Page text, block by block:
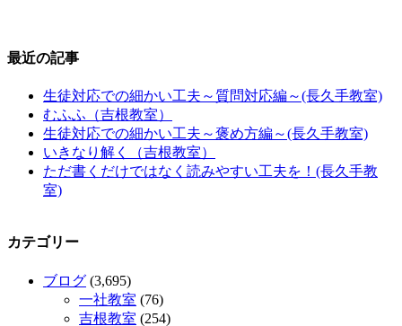
最近の記事
生徒対応での細かい工夫～質問対応編～(長久手教室)
むふふ（吉根教室）
生徒対応での細かい工夫～褒め方編～(長久手教室)
いきなり解く（吉根教室）
ただ書くだけではなく読みやすい工夫を！(長久手教
室)
カテゴリー
ブログ (3,695)
一社教室 (76)
吉根教室 (254)